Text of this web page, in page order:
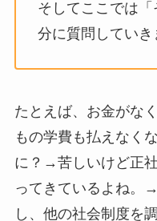
そしてここでは
分に質問していき
たとえば、お金がな
もの学費も払えなく
に？→苦しいけど正
ってきているよね。
し、他の社会制度を